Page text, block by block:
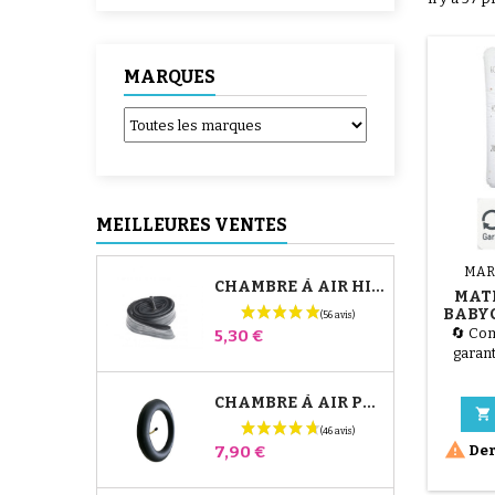
MARQUES
MEILLEURES VENTES
CHAMBRE À AIR HIGH TREK BÉBÉ CONFORT
Prix
5,30 €
CHAMBRE À AIR POUSSETTE JANÉ SLALOM PRO ET POWERTWIN
Prix
7,90 €
🔄
nos
Langer
Happy
allie

